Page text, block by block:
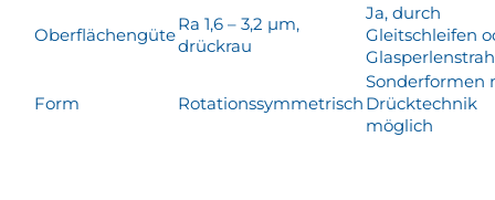
Oberflächengüte
Ra 1,6 – 3,2 µm,
drückrau
Ja, durch
Gleitschleifen
Form Rotationssymmetrisch
Sonderformen
Drücktechnik
möglich